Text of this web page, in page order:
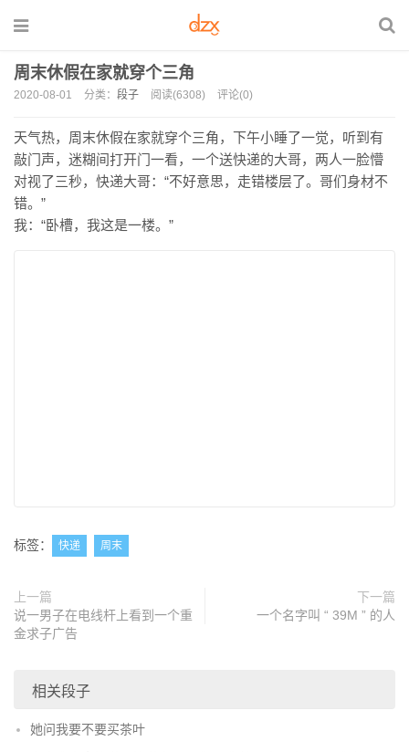
周末休假在家就穿个三角
2020-08-01 分类： 段子 阅读(6308) 评论(0)
天气热，周末休假在家就穿个三角，下午小睡了一觉，听到有
敲门声，迷糊间打开门一看，一个送快递的大哥，两人一脸懵
对视了三秒，快递大哥：“不好意思，走错楼层了。哥们身材不
错。”
我：“卧槽，我这是一楼。”
标签： 快递 周末
上一篇
说一男子在电线杆上看到一个重
金求子广告
下一篇
一个名字叫 “ 39M ” 的人
相关段子
她问我要不要买茶叶